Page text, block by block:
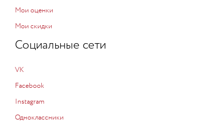
Мои оценки
Мои скидки
Социальные сети
VK
Facebook
Instagram
Одноклассники